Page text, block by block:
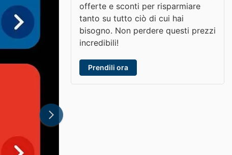
offerte e sconti per risparmiare
tanto su tutto ciò di cui hai
bisogno. Non perdere questi prezzi
incredibili!
Prendili ora